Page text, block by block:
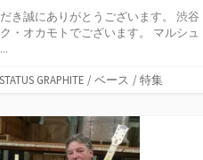
き誠にありがとうございます。 渋谷
・オカモトでございます。 マルシュ
STATUS GRAPHITE / ベース / 特集